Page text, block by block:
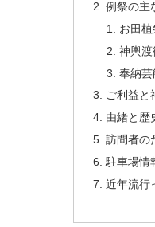
例祭の主
お田植
神輿渡
奉納芸
ご利益と
由緒と歴
訪問者の
駐車場情
近年流行